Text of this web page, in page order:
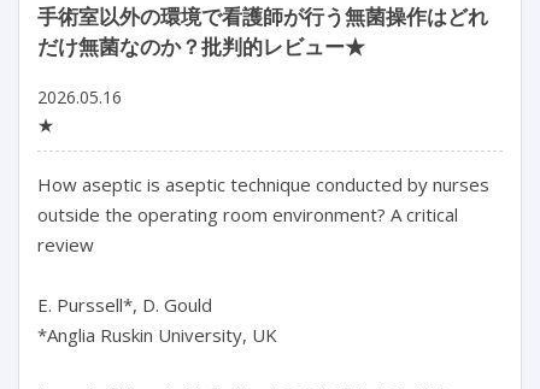
手術室以外の環境で看護師が行う無菌操作はどれ
だけ無菌なのか？批判的レビュー★
2026.05.16
★
How aseptic is aseptic technique conducted by nurses
outside the operating room environment? A critical
review
E. Purssell*, D. Gould
*Anglia Ruskin University, UK